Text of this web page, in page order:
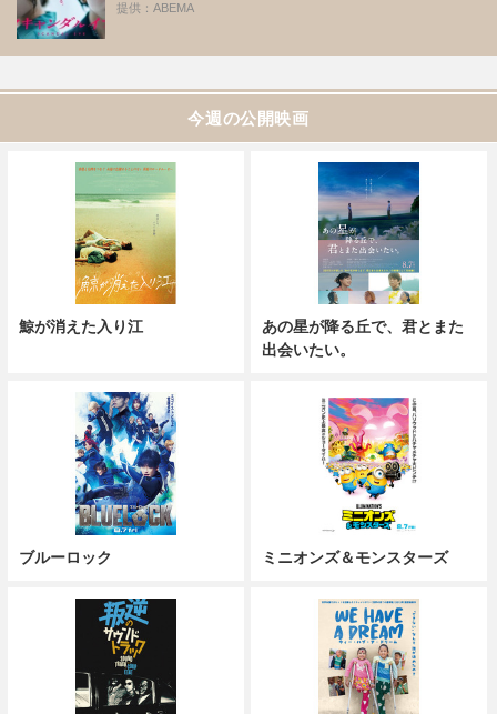
提供：ABEMA
今週の公開映画
鯨が消えた入り江
あの星が降る丘で、君とまた
出会いたい。
ブルーロック ミニオンズ＆モンスターズ